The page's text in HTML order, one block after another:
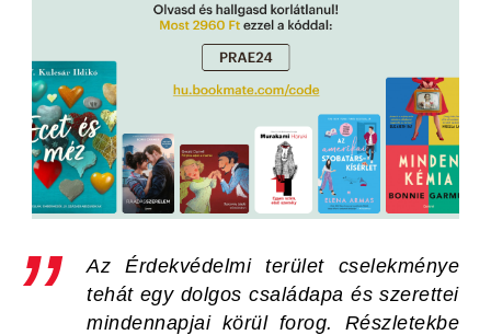
Az Érdekvédelmi terület cselekménye
tehát egy dolgos családapa és szerettei
mindennapjai körül forog. Részletekbe